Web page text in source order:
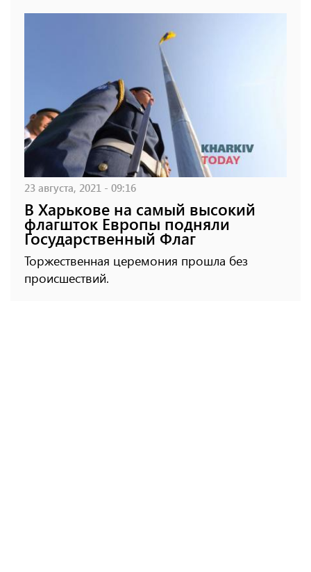
23 августа, 2021 - 09:16
В Харькове на самый высокий
флагшток Европы подняли
Государственный Флаг
Торжественная церемония прошла без
происшествий.